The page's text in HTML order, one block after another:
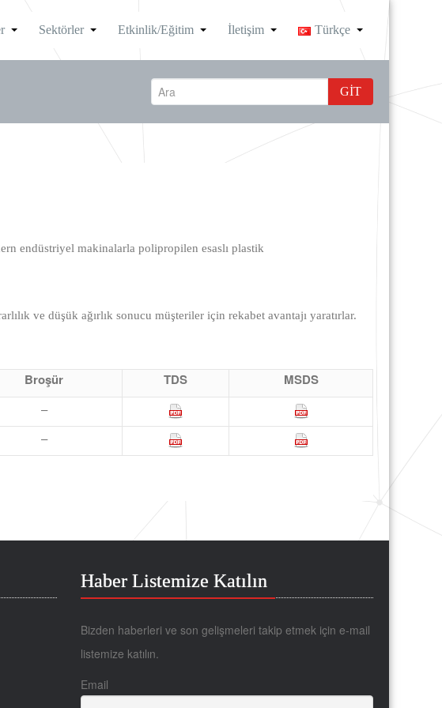
Sektörler Etkinlik/Eğitim İletişim Türkçe
GIT
endüstriyel makinalarla polipropilen esaslı plastik
ve düşük ağırlık sonucu müşteriler için rekabet avantajı yaratırlar.
Broşür TDS MSDS
–
–
Haber Listemize Katılın
Bizden haberleri ve son gelişmeleri takip etmek için e-mail
listemize katılın.
Email